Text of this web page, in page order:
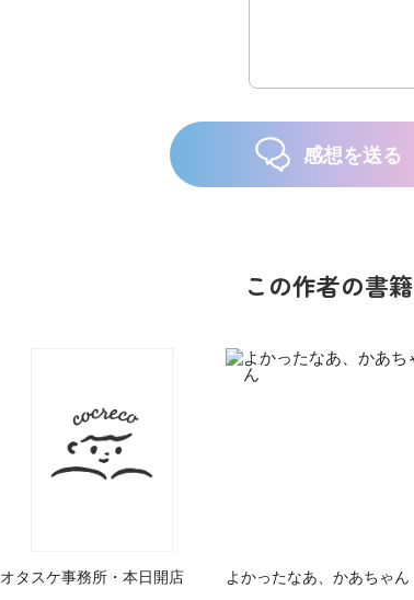
感想を送る
この作者の書籍
オタスケ事務所・本日開店 よかったなあ、かあちゃん
ミカライズ！
いに始動！ 限
の参加企画も!?
トモダチデスゲ
い猫にご用心